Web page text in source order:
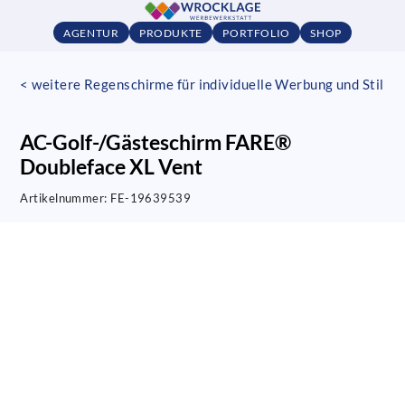
AGENTUR PRODUKTE PORTFOLIO SHOP
< weitere Regenschirme für individuelle Werbung und Stil
AC-Golf-/Gästeschirm FARE®
Doubleface XL Vent
Artikelnummer: FE-19639539